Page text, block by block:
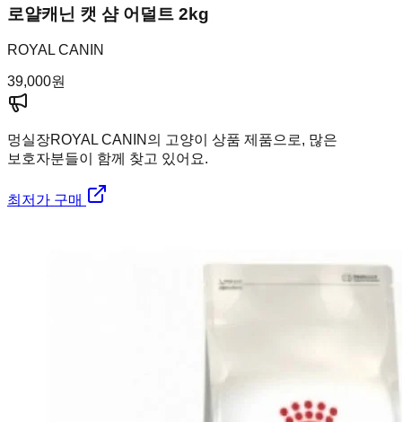
로얄캐닌 캣 샴 어덜트 2kg
ROYAL CANIN
39,000원
멍실장ROYAL CANIN의 고양이 상품 제품으로, 많은
보호자분들이 함께 찾고 있어요.
최저가 구매